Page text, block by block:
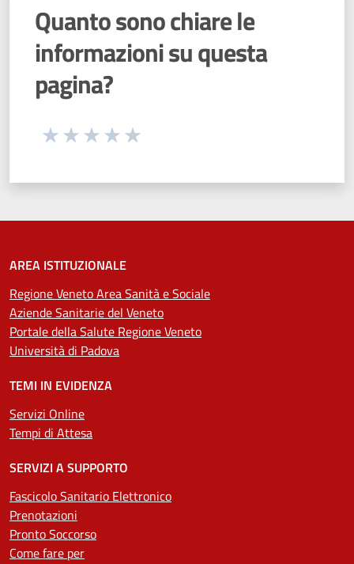
Quanto sono chiare le
informazioni su questa
pagina?
Seleziona una valutazione da 1 a 5 stelle
AREA ISTITUZIONALE
Regione Veneto Area Sanità e Sociale
Aziende Sanitarie del Veneto
Portale della Salute Regione Veneto
Università di Padova
TEMI IN EVIDENZA
Servizi Online
Tempi di Attesa
SERVIZI A SUPPORTO
Fascicolo Sanitario Elettronico
Prenotazioni
Pronto Soccorso
Come fare per